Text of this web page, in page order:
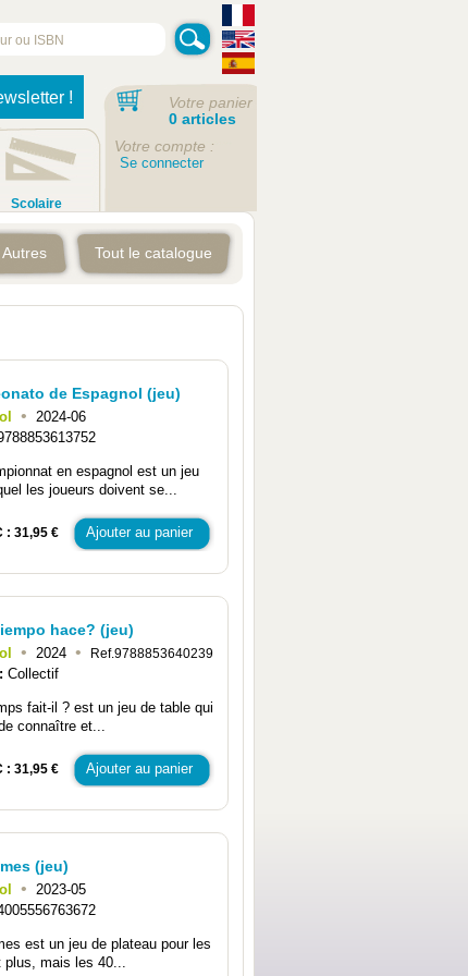
!
Scolaire
Votre panier
0 articles
Votre compte :
Se connecter
Autres Tout le catalogue
de Espagnol (jeu)
•
2024-06
en espagnol est un jeu
les joueurs doivent se...
: 31,95 € Ajouter au panier
hace? (jeu)
• 2024 • Ref.9788853640239
Collectif
fait-il ? est un jeu de table qui
connaître et...
: 31,95 € Ajouter au panier
(jeu)
•
2023-05
est un jeu de plateau pour les
mais les 40...